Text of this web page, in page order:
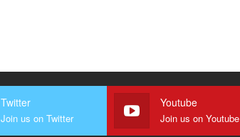
Twitter
Join us on Twitter
Youtube
Join us on Youtube